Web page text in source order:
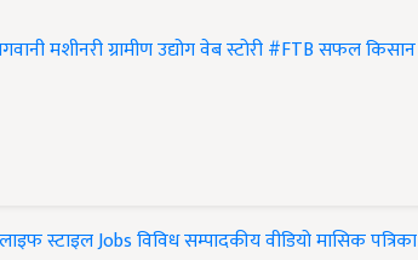
मशीनरीग्रामीण उद्योगवेब स्टोरी#FTBसफल किसान
लाइफ स्टाइलJobsविविधसम्पादकीयवीडियोमासिक पत्रिका